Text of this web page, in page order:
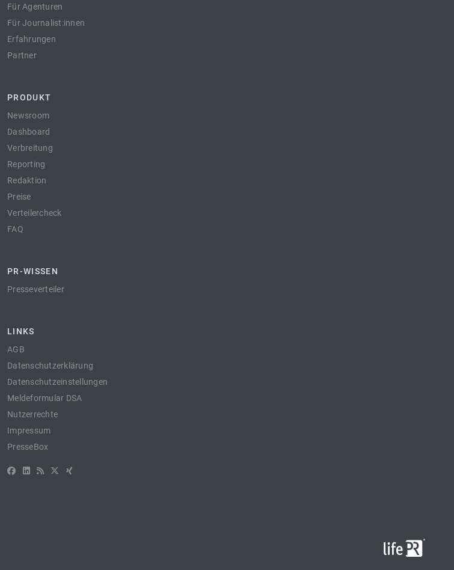
Für Agenturen
Für Journalist:innen
Erfahrungen
Partner
PRODUKT
Newsroom
Dashboard
Verbreitung
Reporting
Redaktion
Preise
Verteilercheck
FAQ
PR-WISSEN
Presseverteiler
LINKS
AGB
Datenschutzerklärung
Datenschutzeinstellungen
Meldeformular DSA
Nutzerrechte
Impressum
PresseBox